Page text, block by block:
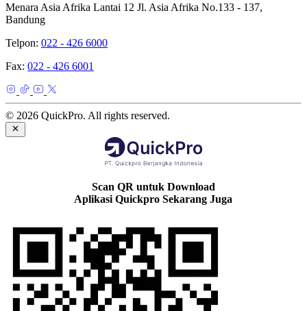
Menara Asia Afrika Lantai 12 Jl. Asia Afrika No.133 - 137,
Bandung
Telpon: 022 - 426 6000
Fax: 022 - 426 6001
© 2026 QuickPro. All rights reserved.
Scan QR untuk Download
Aplikasi Quickpro Sekarang Juga